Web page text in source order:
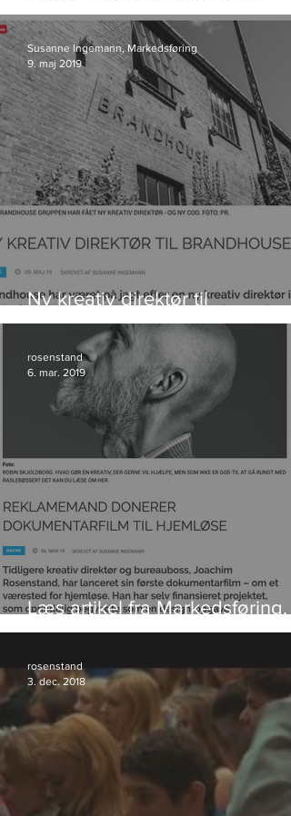
kunde i Storyland
Ny kreativ direktør til
Brandhouse
Susanne Ingemann, Markedsføring
9. maj 2019
Læs artikel fra Markedsføring.
Klik på foto.
rosenstand
6. mar. 2019
rosenstand
3. dec. 2018